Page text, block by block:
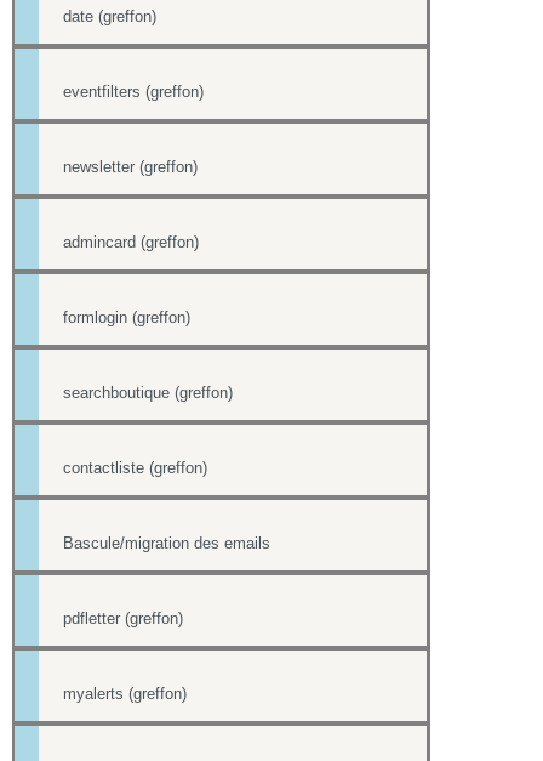
date (greffon)
eventfilters (greffon)
newsletter (greffon)
admincard (greffon)
formlogin (greffon)
searchboutique (greffon)
contactliste (greffon)
Bascule/migration des emails
pdfletter (greffon)
myalerts (greffon)